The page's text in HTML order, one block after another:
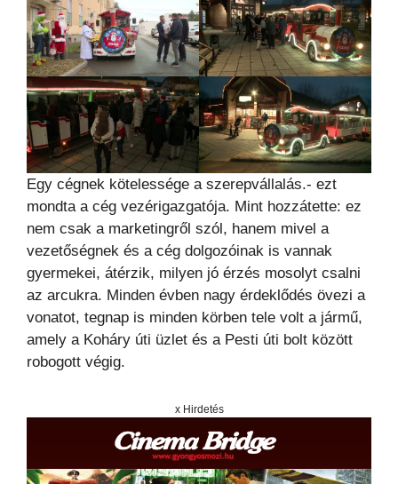
Egy cégnek kötelessége a szerepvállalás.- ezt
mondta a cég vezérigazgatója. Mint hozzátette: ez
nem csak a marketingről szól, hanem mivel a
vezetőségnek és a cég dolgozóinak is vannak
gyermekei, átérzik, milyen jó érzés mosolyt csalni
az arcukra. Minden évben nagy érdeklődés övezi a
vonatot, tegnap is minden körben tele volt a jármű,
amely a Koháry úti üzlet és a Pesti úti bolt között
robogott végig.
x Hirdetés